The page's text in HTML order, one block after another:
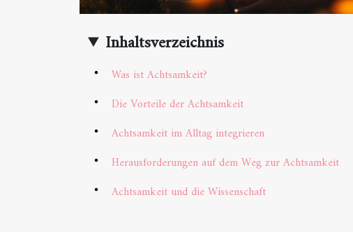
Inhaltsverzeichnis
Was ist Achtsamkeit?
Die Vorteile der Achtsamkeit
Achtsamkeit im Alltag integrieren
Herausforderungen auf dem Weg zur Achtsamkeit
Achtsamkeit und die Wissenschaft